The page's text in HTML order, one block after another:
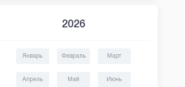
2026
Январь Февраль Март
Апрель Май Июнь